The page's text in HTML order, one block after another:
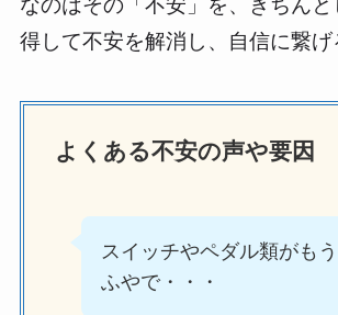
なのはその「不安」を、きちんと
得して不安を解消し、自信に繋げ
よくある不安の声や要因
スイッチやペダル類がも
ふやで・・・